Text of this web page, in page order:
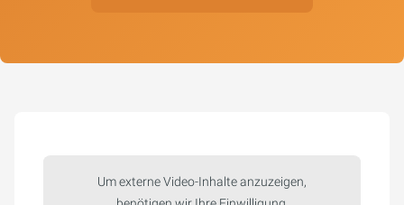
Um externe Video-Inhalte anzuzeigen,